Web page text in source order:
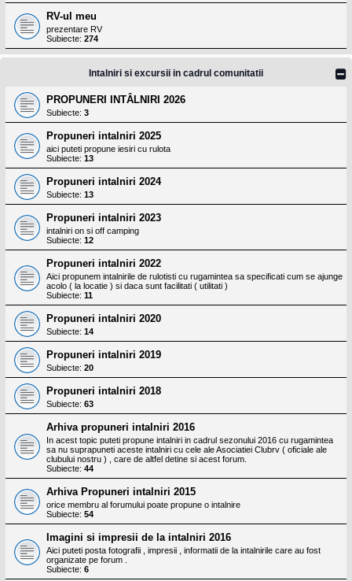
RV-ul meu
prezentare RV
Subiecte: 274
Intalniri si excursii in cadrul comunitatii
PROPUNERI INTÂLNIRI 2026
Subiecte: 3
Propuneri intalniri 2025
aici puteti propune iesiri cu rulota
Subiecte: 13
Propuneri intalniri 2024
Subiecte: 13
Propuneri intalniri 2023
intalniri on si off camping
Subiecte: 12
Propuneri intalniri 2022
Aici propunem intalnirile de rulotisti cu rugamintea sa specificati cum se ajunge
acolo ( la locatie ) si daca sunt facilitati ( utilitati )
Subiecte: 11
Propuneri intalniri 2020
Subiecte: 14
Propuneri intalniri 2019
Subiecte: 20
Propuneri intalniri 2018
Subiecte: 63
Arhiva propuneri intalniri 2016
In acest topic puteti propune intalniri in cadrul sezonului 2016 cu rugamintea
sa nu suprapuneti aceste intalniri cu cele ale Asociatiei Clubrv ( oficiale ale
clubului nostru ) , care de altfel detine si acest forum.
Subiecte: 44
Arhiva Propuneri intalniri 2015
orice membru al forumului poate propune o intalnire
Subiecte: 54
Imagini si impresii de la intalniri 2016
Aici puteti posta fotografii , impresii , informatii de la intalnirile care au fost
organizate pe forum .
Subiecte: 6